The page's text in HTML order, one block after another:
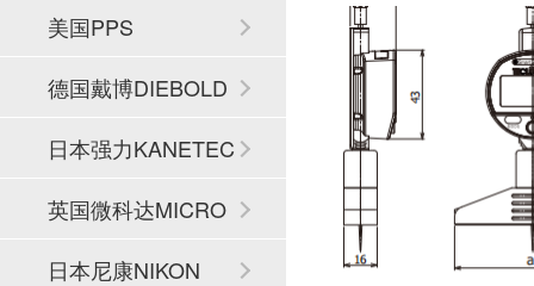
HI
美国PPS
德国戴博DIEBOLD
日本强力KANETEC
英国微科达MICRO
SET
日本尼康NIKON